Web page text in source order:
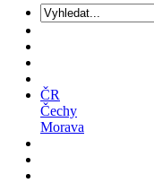
ČR
Čechy
Morava